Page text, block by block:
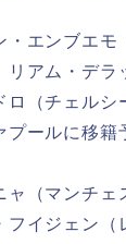
エンブエモ
リアム・デラ
ロ（チェルシ
プールに移籍
ャ（マンチェ
イジェン（